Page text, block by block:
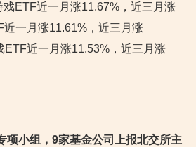
ETF近一月涨11.67%，近三月涨
一月涨11.61%，近三月涨
ETF近一月涨11.53%，近三月涨
项小组，9家基金公司上报北交所主